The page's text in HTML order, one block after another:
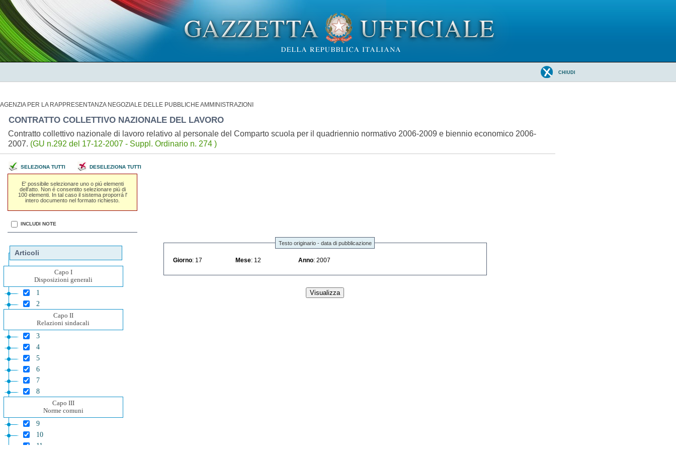
CHIUDI
AGENZIA PER LA RAPPRESENTANZA NEGOZIALE DELLE PUBBLICHE AMMINISTRAZIONI
CONTRATTO COLLETTIVO NAZIONALE DEL LAVORO
Contratto collettivo nazionale di lavoro relativo al personale del Comparto scuola per il quadriennio normativo 2006-2009 e biennio economico 2006-
2007. (GU n.292 del 17-12-2007 - Suppl. Ordinario n. 274 )
SELEZIONA TUTTI DESELEZIONA TUTTI
E' possibile selezionare uno o piú elementi
dell'atto. Non é consentito selezionare piú di
100 elementi. In tal caso il sistema proporrá l'
intero documento nel formato richiesto.
INCLUDI NOTE
Articoli
Capo I
Disposizioni generali
1
2
Capo II
Relazioni sindacali
3
4
5
6
7
8
Capo III
Norme comuni
9
10
11
Testo originario - data di pubblicazione
Giorno : 17 Mese : 12 Anno : 2007